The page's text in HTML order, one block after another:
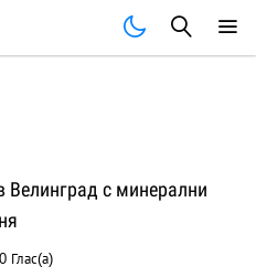
Велинград с минерални
0 Глас(а)